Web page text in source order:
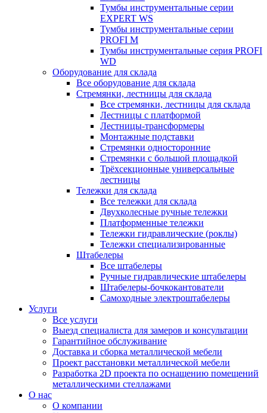
Тумбы инструментальные серии
EXPERT WS
Тумбы инструментальные серии
PROFI M
Тумбы инструментальные серия PROFI
WD
Оборудование для склада
Все оборудование для склада
Стремянки, лестницы для склада
Все стремянки, лестницы для склада
Лестницы с платформой
Лестницы-трансформеры
Монтажные подставки
Стремянки односторонние
Стремянки с большой площадкой
Трёхсекционные универсальные
лестницы
Тележки для склада
Все тележки для склада
Двухколесные ручные тележки
Платформенные тележки
Тележки гидравлические (роклы)
Тележки специализированные
Штабелеры
Все штабелеры
Ручные гидравлические штабелеры
Штабелеры-бочкокантователи
Самоходные электроштабелеры
Услуги
Все услуги
Выезд специалиста для замеров и консультации
Гарантийное обслуживание
Доставка и сборка металлической мебели
Проект расстановки металлической мебели
Разработка 2D проекта по оснащению помещений
металлическими стеллажами
О нас
О компании